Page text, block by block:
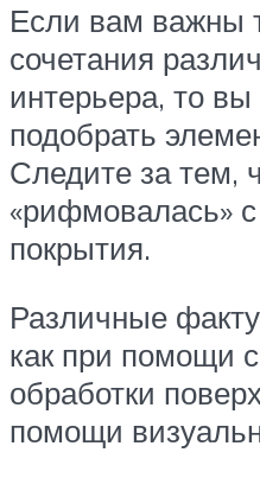
Если вам важны
сочетания
интерьера, то вы
подобрать
Следите за тем,
«рифмовалась»
покрытия.
Различные
как при помощи
обработки
помощи